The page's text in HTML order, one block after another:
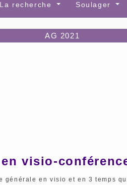
La recherche Soulager
AG 2021
en visio-
générale en visio et en 3 temps